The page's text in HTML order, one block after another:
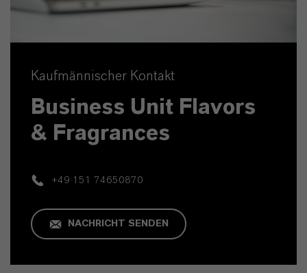
Kaufmännischer Kontakt
Business Unit Flavors
& Fragrances
+49 151 74650870
NACHRICHT SENDEN